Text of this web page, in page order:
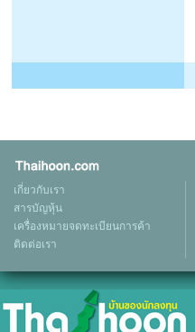
เกี่ยวกับเรา
สารบัญหุ้น
เครื่องหมายจดทะเบียนการค้า
ติดต่อเรา